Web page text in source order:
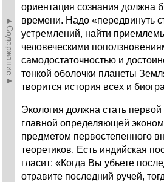
►Содержание►
ориентация сознания должна
времени. Надо «передвинуть
устремлений, найти
человечес­кими
самодостаточностью и
тонкой оболочки планеты
творится история всех и
Экология должна стать
главной определяющей
предме­том первостепенного
теоретиков. Есть индийская
гласит: «Когда Вы убьете
отравите последний ручей,